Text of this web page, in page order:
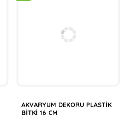
AKVARYUM DEKORU PLASTİK
BİTKİ 16 CM